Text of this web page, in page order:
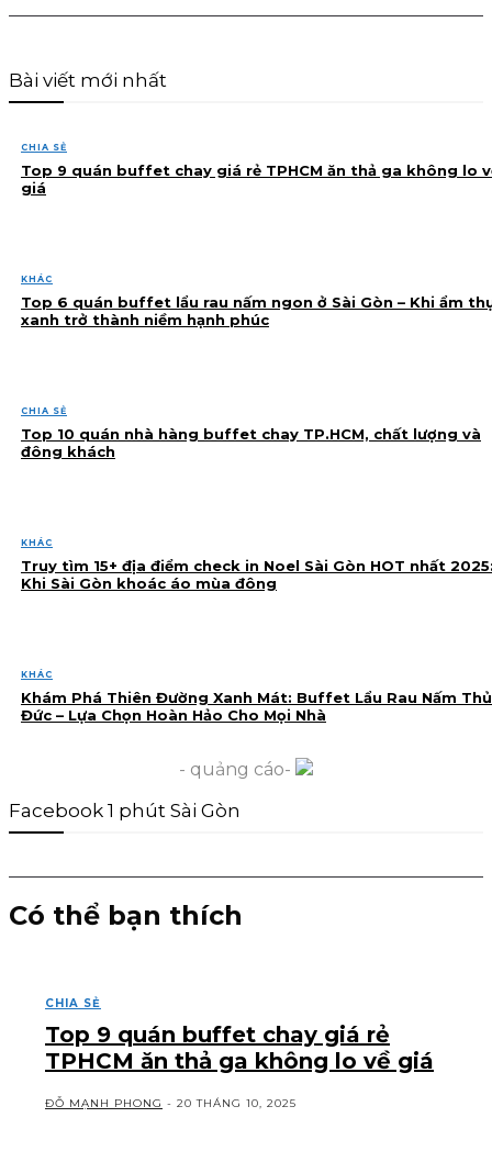
Bài viết mới nhất
CHIA SẺ
Top 9 quán buffet chay giá rẻ TPHCM ăn thả ga không lo
giá
KHÁC
Top 6 quán buffet lẩu rau nấm ngon ở Sài Gòn – Khi ẩm
xanh trở thành niềm hạnh phúc
CHIA SẺ
Top 10 quán nhà hàng buffet chay TP.HCM, chất lượng và
đông khách
KHÁC
Truy tìm 15+ địa điểm check in Noel Sài Gòn HOT nhất
Khi Sài Gòn khoác áo mùa đông
KHÁC
Khám Phá Thiên Đường Xanh Mát: Buffet Lẩu Rau Nấm Thủ
Đức – Lựa Chọn Hoàn Hảo Cho Mọi Nhà
- quảng cáo-
Facebook 1 phút Sài Gòn
Có thể bạn thích
CHIA SẺ
Top 9 quán buffet chay giá rẻ
TPHCM ăn thả ga không lo về giá
ĐỖ MẠNH PHONG - 20 THÁNG 10, 2025